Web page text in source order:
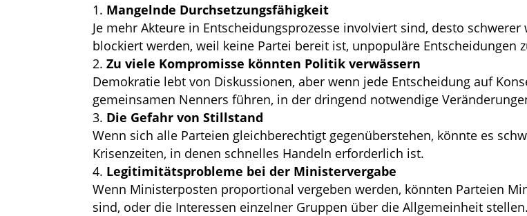
Mangelnde Durchsetzungsfähigkeit
Je mehr Akteure in Entscheidungsprozesse involviert sind, desto
blockiert werden, weil keine Partei bereit ist, unpopuläre Entscheidungen
Zu viele Kompromisse könnten Politik verwässern
Demokratie lebt von Diskussionen, aber wenn jede Entscheidung auf
gemeinsamen Nenners führen, in der dringend notwendige
Die Gefahr von Stillstand
Wenn sich alle Parteien gleichberechtigt gegenüberstehen, könnte es
Krisenzeiten, in denen schnelles Handeln erforderlich ist.
Legitimitätsprobleme bei der Ministervergabe
Wenn Ministerposten proportional vergeben werden, könnten Parteien
sind, oder die Interessen einzelner Gruppen über die Allgemeinheit stellen.